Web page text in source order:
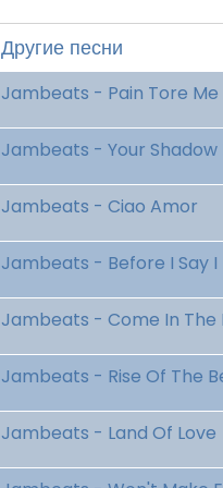
Другие песни
Jambeats - Pain Tore
Jambeats - Your Shadow
Jambeats - Ciao Amor
Jambeats - Before I Say I
Jambeats - Come In The
Jambeats - Rise Of The
Jambeats - Land Of Love